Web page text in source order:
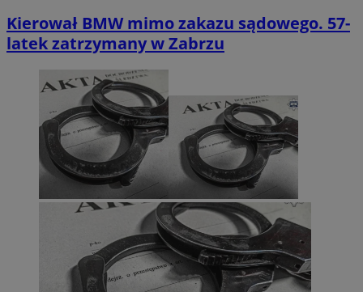
Kierował BMW mimo zakazu sądowego. 57-
latek zatrzymany w Zabrzu